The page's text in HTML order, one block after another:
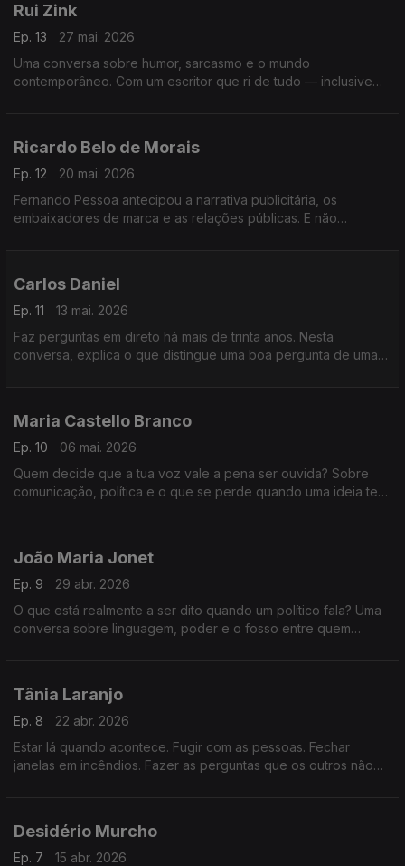
Rui Zink
Ep. 13
27 mai. 2026
Uma conversa sobre humor, sarcasmo e o mundo
contemporâneo. Com um escritor que ri de tudo — inclusive
Ricardo Belo de Morais
Ep. 12
20 mai. 2026
Fernando Pessoa antecipou a narrativa publicitária, os
embaixadores de marca e as relações públicas. E não
Carlos Daniel
Ep. 11
13 mai. 2026
Faz perguntas em direto há mais de trinta anos. Nesta
conversa, explica o que distingue uma boa pergunta de uma
Maria Castello Branco
Ep. 10
06 mai. 2026
Quem decide que a tua voz vale a pena ser ouvida? Sobre
comunicação, política e o que se perde quando uma ideia tem
João Maria Jonet
Ep. 9
29 abr. 2026
O que está realmente a ser dito quando um político fala? Uma
conversa sobre linguagem, poder e o fosso entre quem
Tânia Laranjo
Ep. 8
22 abr. 2026
Estar lá quando acontece. Fugir com as pessoas. Fechar
janelas em incêndios. Fazer as perguntas que os outros não
Desidério Murcho
Ep. 7
15 abr. 2026